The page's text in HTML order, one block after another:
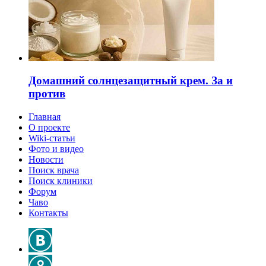
Домашний солнцезащитный крем. За и
против
Главная
О проекте
Wiki-статьи
Фото и видео
Новости
Поиск врача
Поиск клиники
Форум
Чаво
Контакты